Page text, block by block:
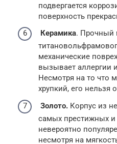
подвергается
поверхность
Керамика. Прочный
механические
вызывает аллергии
Несмотря на то что
хрупкий, его нельзя
Золото. Корпус из
самых престижных
невероятно
несмотря на